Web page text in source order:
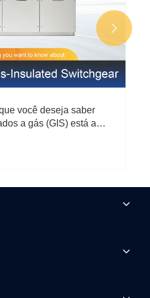
você deseja saber
a gás (GIS) está aqui
